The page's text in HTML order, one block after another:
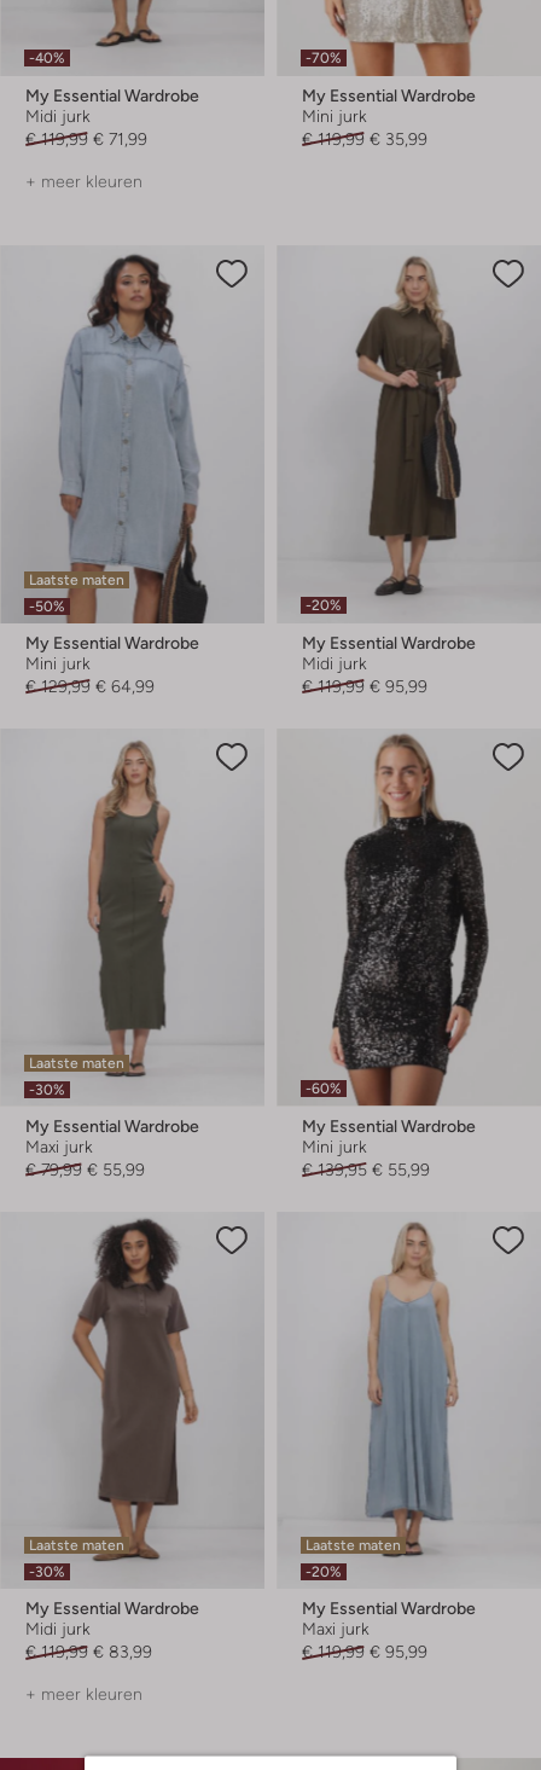
-40%
My Essential Wardrobe
Midi jurk
€ 119,99 € 71,99
+ meer kleuren
-70%
My Essential Wardrobe
Mini jurk
€ 119,99 € 35,99
Laatste maten
-50%
My Essential Wardrobe
Mini jurk
€ 129,99 € 64,99
-20%
My Essential Wardrobe
Midi jurk
€ 119,99 € 95,99
Laatste maten
-30%
My Essential Wardrobe
Maxi jurk
€ 79,99 € 55,99
-60%
My Essential Wardrobe
Mini jurk
€ 139,95 € 55,99
Laatste maten
-30%
My Essential Wardrobe
Midi jurk
€ 119,99 € 83,99
+ meer kleuren
Laatste maten
-20%
My Essential Wardrobe
Maxi jurk
€ 119,99 € 95,99